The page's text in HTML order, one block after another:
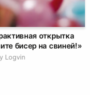
открытка
бисер на свиней!»
Logvin